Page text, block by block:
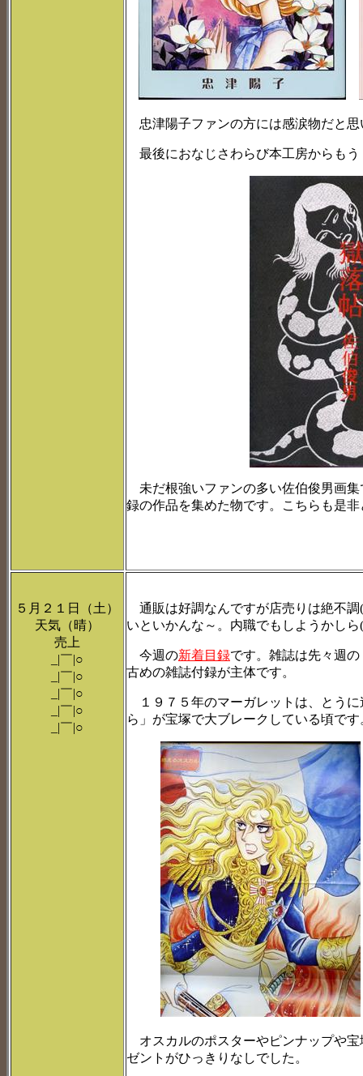
忠津陽子ファンの方には感涙物だと思
最後におなじさわらび本工房からもう
未だ根強いファンの多い佐伯俊男画
録の作品を集めた物です。こちらも是
５月２１日（土）
天気（晴）
売上
_|￣|○
_|￣|○
_|￣|○
_|￣|○
_|￣|○
通販は好調なんですが店売りは絶不
いといかんな～。内職でもしようかしら
今週の新着目録です。雑誌は先々週
古めの雑誌付録が主体です。
１９７５年のマーガレットは、とう
ら」が宝塚で大ブレークしている頃です
オスカルのポスターやピンナップや
ゼントがひっきりなしでした。